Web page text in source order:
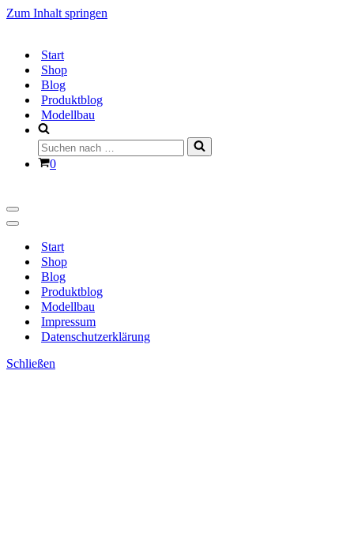
Zum Inhalt springen
Start
Shop
Blog
Produktblog
Modellbau
Suchen
nach …
Warenkorb
0
Navigationsmenü
Navigationsmenü
Start
Shop
Blog
Produktblog
Modellbau
Impressum
Datenschutzerklärung
Schließen